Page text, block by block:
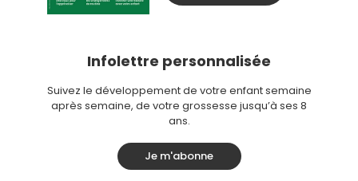
Infolettre personnalisée
Suivez le développement de votre enfant semaine
après semaine, de votre grossesse jusqu’à ses 8
ans.
Je m'abonne